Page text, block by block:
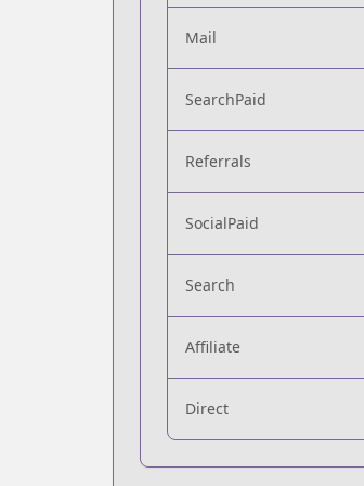
Mail
SearchPaid
Referrals
SocialPaid
Search
Affiliate
Direct